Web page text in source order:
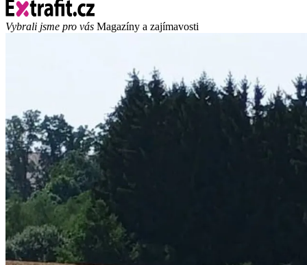
Vybrali jsme pro vás Magazíny a zajímavosti